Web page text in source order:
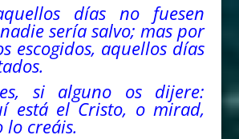
días no fuesen
sería salvo; mas por
escogidos, aquellos días
si alguno os dijere:
está el Cristo, o mirad,
lo creáis.